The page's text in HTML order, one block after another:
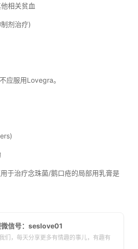
相关贫血
剂治疗)
应服用Lovegra。
于治疗念珠菌/鹅口疮的局部用乳膏是
微信号：seslove01
们，每天分享更多有情趣的事儿，有趣有